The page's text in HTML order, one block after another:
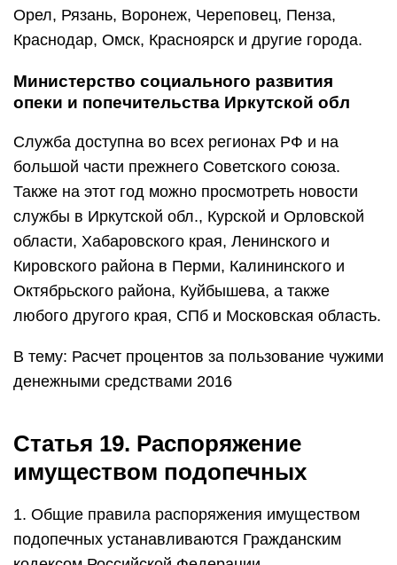
Орел, Рязань, Воронеж, Череповец, Пенза,
Краснодар, Омск, Красноярск и другие города.
Министерство социального развития
опеки и попечительства Иркутской обл
Служба доступна во всех регионах РФ и на
большой части прежнего Советского союза.
Также на этот год можно просмотреть новости
службы в Иркутской обл., Курской и Орловской
области, Хабаровского края, Ленинского и
Кировского района в Перми, Калининского и
Октябрьского района, Куйбышева, а также
любого другого края, СПб и Московская область.
В тему: Расчет процентов за пользование чужими
денежными средствами 2016
Статья 19. Распоряжение
имуществом подопечных
1. Общие правила распоряжения имуществом
подопечных устанавливаются Гражданским